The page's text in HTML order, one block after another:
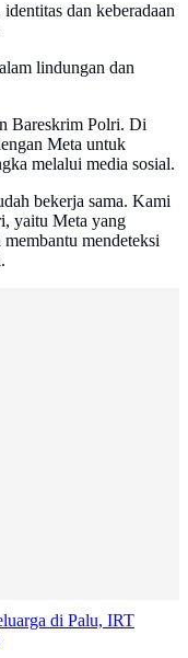
dan keberadaan
lindungan dan
Bareskrim Polri. Di
Meta untuk
melalui media sosial.
bekerja sama. Kami
yaitu Meta yang
mendeteksi
di Palu, IRT